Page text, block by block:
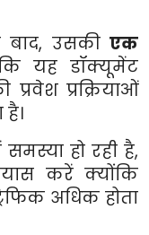
उसकी एक
यह डॉक्यूमेंट
प्रक्रियाओं
हो रही है,
करें क्योंकि
अधिक होता